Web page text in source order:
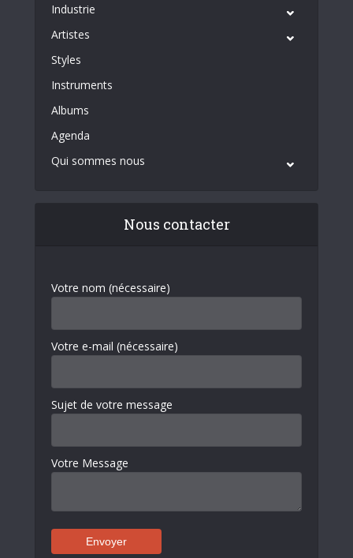
Industrie
Artistes
Styles
Instruments
Albums
Agenda
Qui sommes nous
Nous contacter
Votre nom (nécessaire)
Votre e-mail (nécessaire)
Sujet de votre message
Votre Message